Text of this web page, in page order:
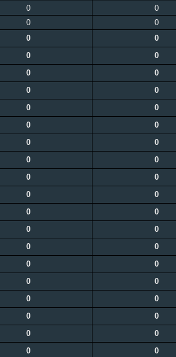
0 0
0 0
0 0
0 0
0 0
0 0
0 0
0 0
0 0
0 0
0 0
0 0
0 0
0 0
0 0
0 0
0 0
0 0
0 0
0 0
0 0